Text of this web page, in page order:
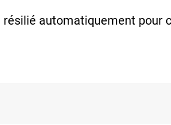
automatiquement pour